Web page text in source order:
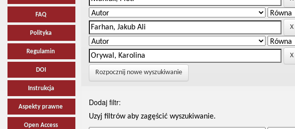
FAQ
Polityka
Regulamin
DOI
Instrukcja
Aspekty prawne
Open Access
Rozpocznij nowe wyszukiwanie
Dodaj filtr:
Uzyj filtrów aby zagęścić wyszukiwanie.